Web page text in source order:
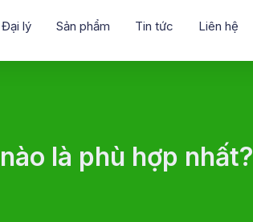
Đại lý Sản phẩm Tin tức Liên hệ
là phù hợp nhất?